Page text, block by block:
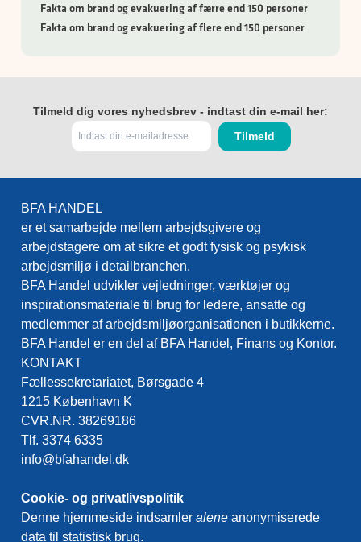
Fakta om brand og evakuering af færre end 150 personer
Fakta om brand og evakuering af flere end 150 personer
Tilmeld dig vores nyhedsbrev - indtast din e-mail her:
BFA HANDEL
er et samarbejde mellem arbejdsgivere og
arbejdstagere om at sikre et godt fysisk og psykisk
arbejdsmiljø i detailbranchen.
BFA Handel udvikler vejledninger, værktøjer og
inspirationsmateriale til brug for ledere, ansatte og
medlemmer af arbejdsmiljøorganisationen i butikkerne.
BFA Handel er en del af BFA Handel, Finans og Kontor.
KONTAKT
Fællessekretariatet, Børsgade 4
1215 København K
CVR.NR. 38269186
Tlf. 3374 6335
info@bfahandel.dk
Cookie- og privatlivspolitik
Denne hjemmeside indsamler alene anonymiserede
data til statistisk brug.